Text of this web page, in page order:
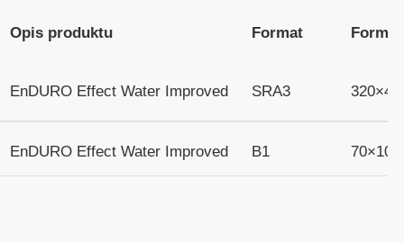
Opis produktu Format Format
EnDURO Effect Water Improved SRA3
EnDURO Effect Water Improved B1 70×100